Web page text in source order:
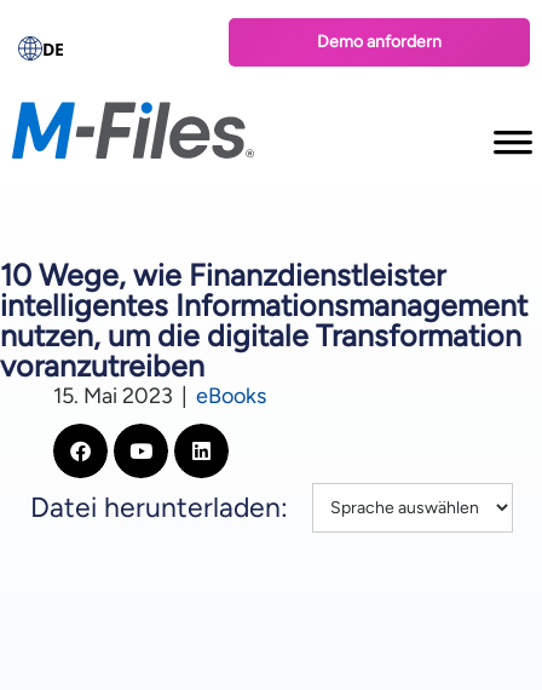
DE Demo anfordern
10 Wege, wie Finanzdienstleister
intelligentes Informationsmanagement
nutzen, um die digitale Transformation
voranzutreiben
15. Mai 2023 eBooks
Datei herunterladen: